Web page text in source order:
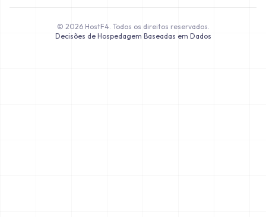
© 2026HostF4. Todos os direitos reservados.
Decisões de Hospedagem Baseadas em Dados